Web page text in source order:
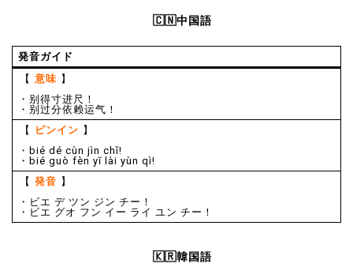
🇨🇳中国語
発音ガイド
【 意味 】
・别得寸进尺！
・别过分依赖运气！
【
ピンイン 】
・bié dé cùn jìn chǐ!
・bié guò fèn yī lài yùn qì!
【 発音 】
・ビエ デ ツン ジン チー！
・ビエ グオ フン イー ライ ユン チー！
🇰🇷韓国語